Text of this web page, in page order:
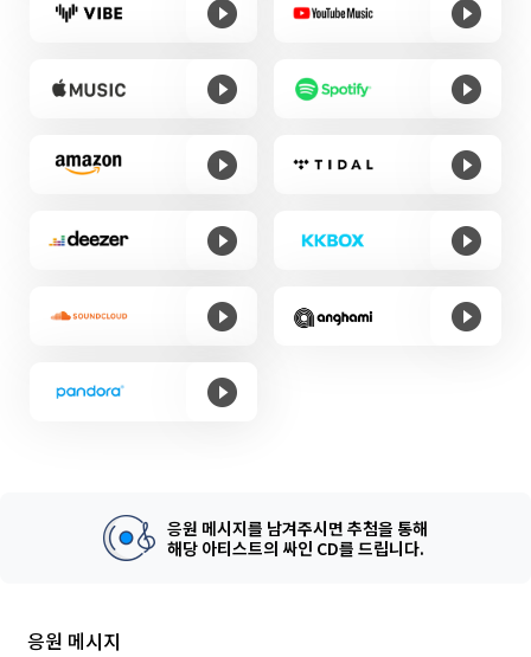
응원 메시지를 남겨주시면 추첨을 통해
해당 아티스트의 싸인 CD를 드립니다.
응원 메시지